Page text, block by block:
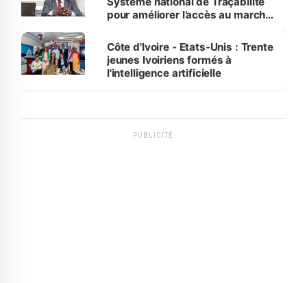
pour améliorer l’accès au marché
Côte d'Ivoire - Etats-Unis : Trente
jeunes Ivoiriens formés à
l'intelligence artificielle
PUBLICITÉ